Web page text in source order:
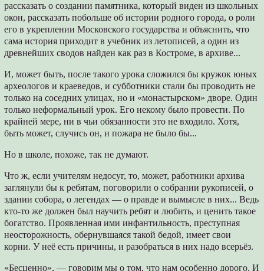
рассказать о создании памятника, который виден из школьных
окон, рассказать побольше об истории родного города, о роли
его в укреплении Московского государства и объяснить, что
сама история приходит в учебник из летописей, а один из
древнейших сводов найден как раз в Костроме, в архиве...
И, может быть, после такого урока сложился бы кружок юных
археологов и краеведов, и субботники стали бы проводить не
только на соседних улицах, но и «монастырском» дворе. Один
только неформальный урок. Его некому было провести. По
крайней мере, ни в чьи обязанности это не входило. Хотя,
быть может, случись он, и пожара не было бы...
Но в школе, похоже, так не думают.
Что ж, если учителям недосуг, то, может, работники архива
заглянули бы к ребятам, поговорили о собрании рукописей, о
здании собора, о легендах — о правде и вымысле в них... Ведь
кто-то же должен был научить ребят и любить, и ценить такое
богатство. Проявленная ими инфантильность, преступная
неосторожность, обернувшаяся такой бедой, имеет свои
корни. У неё есть причины, и разобраться в них надо всерьёз.
«Бесценно», — говорим мы о том, что нам особенно дорого. И